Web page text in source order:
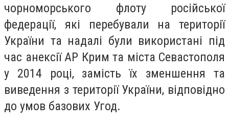
чорноморського флоту російської
федерації, які перебували на території
України та надалі були використані під
час анексії АР Крим та міста Севастополя
у 2014 році, замість їх зменшення та
виведення з території України, відповідно
до умов базових Угод.